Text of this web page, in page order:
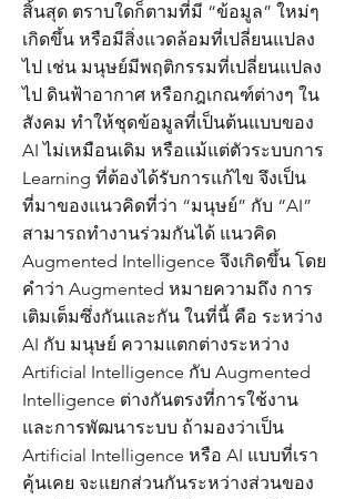
สิ้นสุด ตราบใดก็ตามที่มี “ข้อมูล” ใหม่ๆ
เกิดขึ้น หรือมีสิ่งแวดล้อมที่เปลี่ยนแปลง
ไป เช่น มนุษย์มีพฤติกรรมที่เปลี่ยนแปลง
ไป ดินฟ้าอากาศ หรือกฎเกณฑ์ต่างๆ ใน
สังคม ทำให้ชุดข้อมูลที่เป็นต้นแบบของ
AI ไม่เหมือนเดิม หรือแม้แต่ตัวระบบการ
Learning ที่ต้องได้รับการแก้ไข จึงเป็น
ที่มาของแนวคิดที่ว่า “มนุษย์” กับ “AI”
สามารถทำงานร่วมกันได้ แนวคิด
Augmented Intelligence จึงเกิดขึ้น โดย
คำว่า Augmented หมายความถึง การ
เติมเต็มซึ่งกันและกัน ในที่นี้ คือ ระหว่าง
AI กับ มนุษย์ ความแตกต่างระหว่าง
Artificial Intelligence กับ Augmented
Intelligence ต่างกันตรงที่การใช้งาน
และการพัฒนาระบบ ถ้ามองว่าเป็น
Artificial Intelligence หรือ AI แบบที่เรา
คุ้นเคย จะแยกส่วนกันระหว่างส่วนของ